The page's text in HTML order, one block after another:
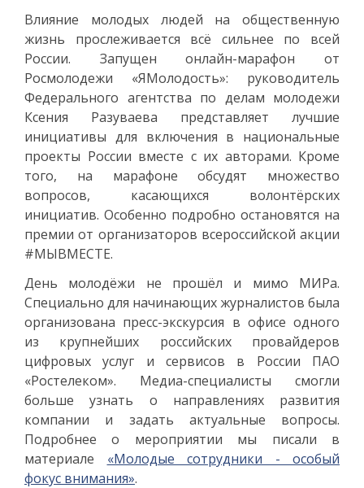
Влияние молодых людей на общественную
жизнь прослеживается всё сильнее по всей
России. Запущен онлайн-марафон от
Росмолодежи «ЯМолодость»: руководитель
Федерального агентства по делам молодежи
Ксения Разуваева представляет лучшие
инициативы для включения в национальные
проекты России вместе с их авторами. Кроме
того, на марафоне обсудят множество
вопросов, касающихся волонтёрских
инициатив. Особенно подробно остановятся на
премии от организаторов всероссийской акции
#МЫВМЕСТЕ.
День молодёжи не прошёл и мимо МИРа.
Специально для начинающих журналистов была
организована пресс-экскурсия в офисе одного
из крупнейших российских провайдеров
цифровых услуг и сервисов в России ПАО
«Ростелеком». Медиа-специалисты смогли
больше узнать о направлениях развития
компании и задать актуальные вопросы.
Подробнее о мероприятии мы писали в
материале «Молодые сотрудники - особый
фокус внимания».